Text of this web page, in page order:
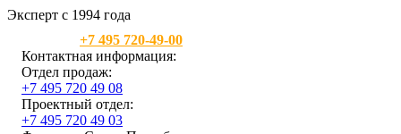
Эксперт с 1994 года
+7 495 720-49-00
Контактная информация:
Отдел продаж:
+7 495 720 49 08
Проектный отдел:
+7 495 720 49 03